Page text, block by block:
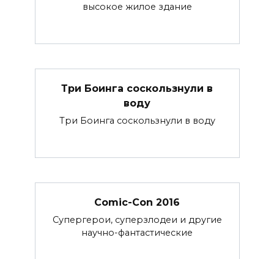
высокое жилое здание
Три Боинга соскользнули в
воду
Три Боинга соскользнули в воду
Comic-Con 2016
Супергерои, суперзлодеи и другие
научно-фантастические